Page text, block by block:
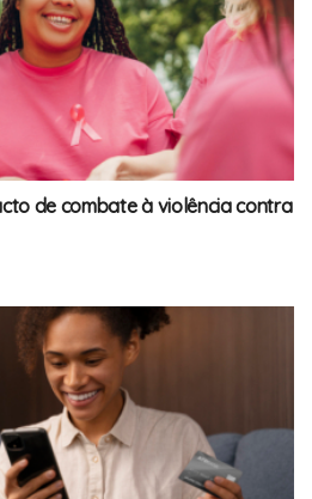
de combate à violência contra